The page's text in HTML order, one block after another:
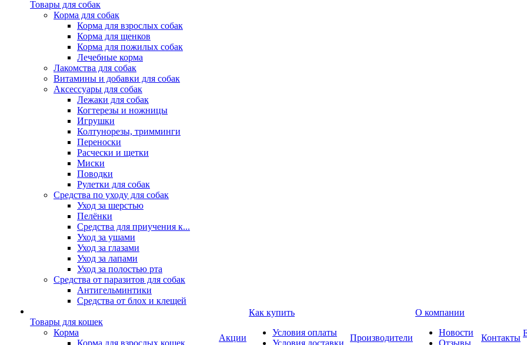
Товары для собак
Корма для собак
Корма для взрослых собак
Корма для щенков
Корма для пожилых собак
Лечебные корма
Лакомства для собак
Витамины и добавки для собак
Аксессуары для собак
Лежаки для собак
Когтерезы и ножницы
Игрушки
Колтунорезы, тримминги
Переноски
Расчески и щетки
Миски
Поводки
Рулетки для собак
Средства по уходу для собак
Уход за шерстью
Пелёнки
Средства для приучения к...
Уход за ушами
Уход за глазами
Уход за лапами
Уход за полостью рта
Средства от паразитов для собак
Антигельминтики
Средства от блох и клещей
Товары для кошек
Корма
Корма для взрослых кошек
Акции
Как купить
Условия оплаты
Условия доставки
Производители
О компании
Новости
Отзывы
Контакты